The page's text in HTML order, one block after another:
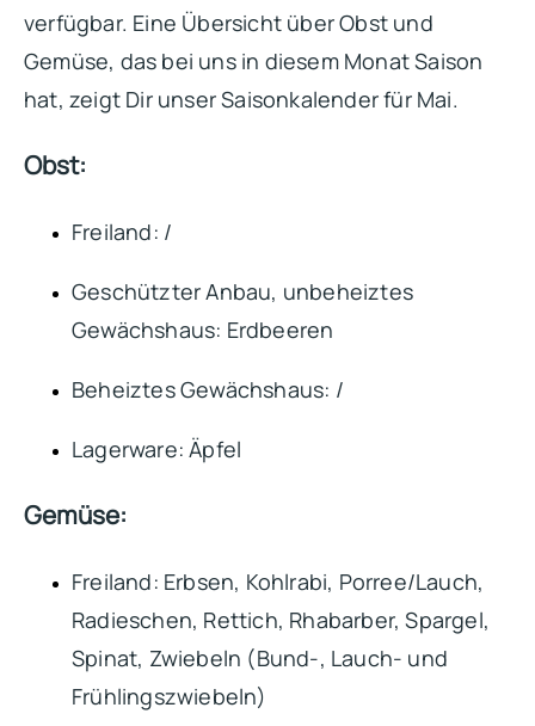
verfügbar. Eine Übersicht über Obst und
Gemüse, das bei uns in diesem Monat Saison
hat, zeigt Dir unser Saisonkalender für Mai.
Obst:
Freiland: /
Geschützter Anbau, unbeheiztes
Gewächshaus: Erdbeeren
Beheiztes Gewächshaus: /
Lagerware: Äpfel
Gemüse:
Freiland: Erbsen, Kohlrabi, Porree/Lauch,
Radieschen, Rettich, Rhabarber, Spargel,
Spinat, Zwiebeln (Bund-, Lauch- und
Frühlingszwiebeln)